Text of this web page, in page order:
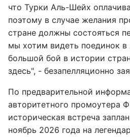
что Турки Аль-Шейх
поэтому в случае желания
стране должны состояться
мы хотим видеть поединок
большой бой в истории
здесь", - безапелляционно
По предварительной
авторитетного промоутера
историческая встреча
ноябрь 2026 года на